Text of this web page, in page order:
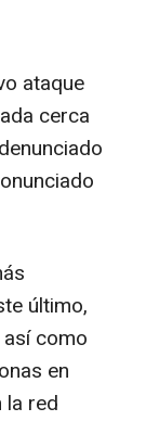
ataque
cerca
último,
como
en
la red